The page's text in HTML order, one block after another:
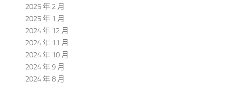
2025 年 2 月
2025 年 1 月
2024 年 12 月
2024 年 11 月
2024 年 10 月
2024 年 9 月
2024 年 8 月